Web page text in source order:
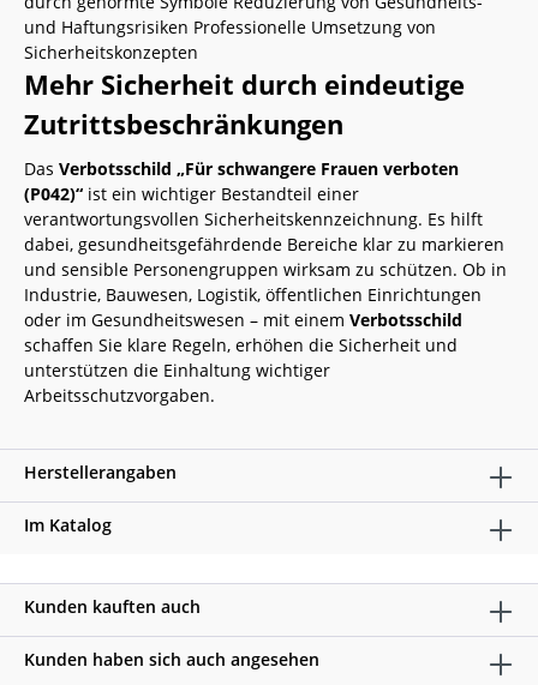
und Haftungsrisiken Professionelle Umsetzung von
Sicherheitskonzepten
Mehr Sicherheit durch eindeutige
Zutrittsbeschränkungen
Das Verbotsschild „Für schwangere Frauen verboten
(P042)“ ist ein wichtiger Bestandteil einer
verantwortungsvollen Sicherheitskennzeichnung. Es hilft
dabei, gesundheitsgefährdende Bereiche klar zu markieren
und sensible Personengruppen wirksam zu schützen. Ob in
Industrie, Bauwesen, Logistik, öffentlichen Einrichtungen
oder im Gesundheitswesen – mit einem Verbotsschild
schaffen Sie klare Regeln, erhöhen die Sicherheit und
unterstützen die Einhaltung wichtiger
Arbeitsschutzvorgaben.
Herstellerangaben
Im Katalog
Kunden kauften auch
Kunden haben sich auch angesehen